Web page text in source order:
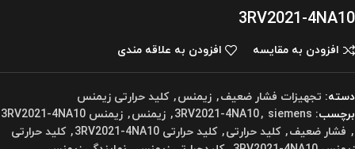
3RV2021-4NA10
افزودن به مقایسه افزودن به علاقه مندی
دسته: تجهیزات فشار ضعیف, زیمنس, کلید حرارتی زیمنس
برچسب:
3RV2021-4NA10, siemens
, زیمنس, زیمنس 3RV2021-4NA10
, فشار ضعیف, کلید حرارتی, کلید حرارتی 3RV2021-4NA10 , کلید حرارتی